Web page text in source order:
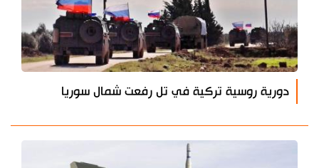
دورية روسية تركية في تل رفعت شمال سوريا